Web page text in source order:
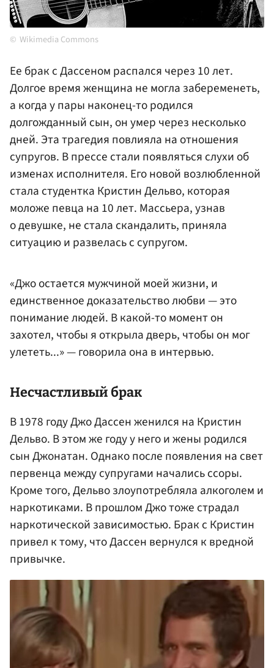
Wikimedia Commons
Ее брак с Дассеном распался через 10 лет.
Долгое время женщина не могла забеременеть,
а когда у пары наконец-то родился
долгожданный сын, он умер через несколько
дней. Эта трагедия повлияла на отношения
супругов. В прессе стали появляться слухи об
изменах исполнителя. Его новой возлюбленной
стала студентка Кристин Дельво, которая
моложе певца на 10 лет. Массьера, узнав
о девушке, не стала скандалить, приняла
ситуацию и развелась с супругом.
«Джо остается мужчиной моей жизни, и
единственное доказательство любви — это
понимание людей. В какой-то момент он
захотел, чтобы я открыла дверь, чтобы он мог
улететь...» — говорила она в интервью.
Несчастливый брак
В 1978 году Джо Дассен женился на Кристин
Дельво. В этом же году у него и жены родился
сын Джонатан. Однако после появления на свет
первенца между супругами начались ссоры.
Кроме того, Дельво злоупотребляла алкоголем и
наркотиками. В прошлом Джо тоже страдал
наркотической зависимостью. Брак с Кристин
привел к тому, что Дассен вернулся к вредной
привычке.